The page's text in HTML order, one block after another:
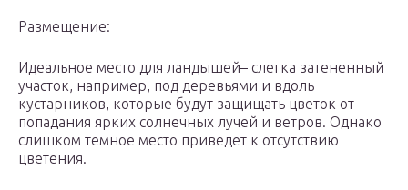
Размещение:
Идеальное место для ландышей– слегка затененный
участок, например, под деревьями и вдоль
кустарников, которые будут защищать цветок от
попадания ярких солнечных лучей и ветров. Однако
слишком темное место приведет к отсутствию
цветения.